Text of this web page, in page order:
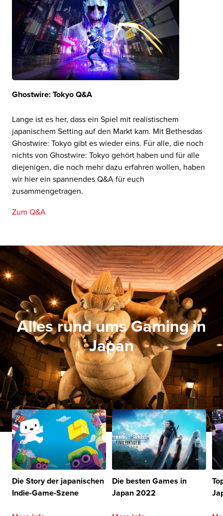
Ghostwire: Tokyo Q&A
Lange ist es her, dass ein Spiel mit realistischem
japanischem Setting auf den Markt kam. Mit Bethesdas
Ghostwire: Tokyo gibt es wieder eins. Für alle, die noch
nichts von Ghostwire: Tokyo gehört haben und für alle
diejenigen, die noch mehr dazu erfahren wollen, haben
wir hier ein spannendes Q&A für euch
zusammengetragen.
Zum Q&A
Alles rund ums Gaming in
Japan
Die Story der japanischen
Indie-Game-Szene
Die besten Games in
Japan 2022